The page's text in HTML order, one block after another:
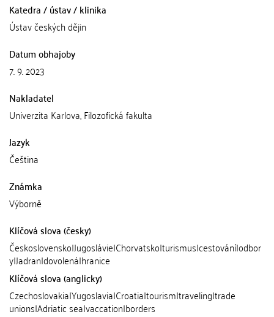
Katedra / ústav / klinika
Ústav českých dějin
Datum obhajoby
7. 9. 2023
Nakladatel
Univerzita Karlova, Filozofická fakulta
Jazyk
Čeština
Známka
Výborně
Klíčová slova (česky)
Československo|Jugoslávie|Chorvatsko|turismus|cestování|odbor
y|Jadran|dovolená|hranice
Klíčová slova (anglicky)
Czechoslovakia|Yugoslavia|Croatia|tourism|traveling|trade
unions|Adriatic sea|vaccation|borders